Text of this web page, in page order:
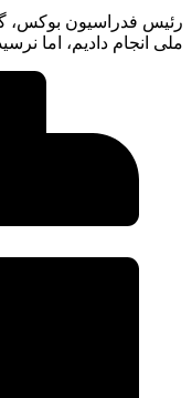
رئیس فدراسیون بوکس،
ملی انجام دادیم، اما